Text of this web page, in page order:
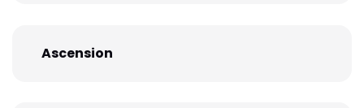
Ascension